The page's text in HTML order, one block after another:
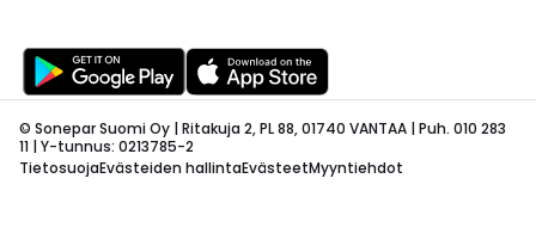
© Sonepar Suomi Oy | Ritakuja 2, PL 88, 01740 VANTAA | Puh. 010 283
11 | Y-tunnus: 0213785-2
TietosuojaEvästeiden hallintaEvästeetMyyntiehdot